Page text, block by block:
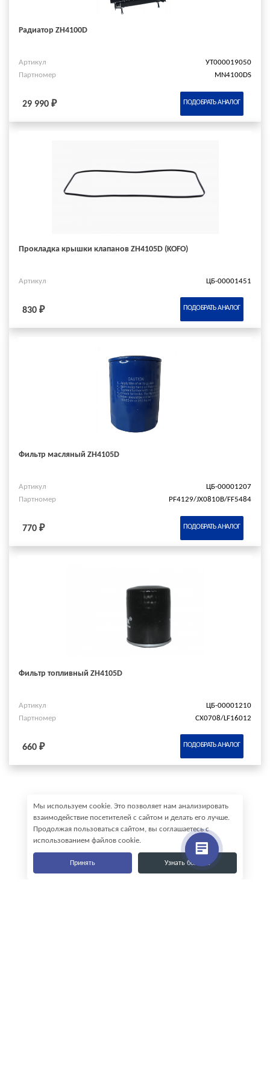
Радиатор ZH4100D
Артикул
УТ000019050
Партномер
MN4100DS
29 990 ₽ ПОДОБРАТЬ АНАЛОГ
Прокладка крышки клапанов ZH4105D (KOFO)
Артикул ЦБ-00001451
830 ₽ ПОДОБРАТЬ АНАЛОГ
Фильтр масляный ZH4105D
Артикул
ЦБ-00001207
Партномер
PF4129/JX0810B/FF5484
770 ₽ ПОДОБРАТЬ АНАЛОГ
Фильтр топливный ZH4105D
Артикул
ЦБ-00001210
Партномер
CX0708/LF16012
660 ₽ ПОДОБРАТЬ АНАЛОГ
Мы используем cookie. Это позволяет нам анализировать
взаимодействие посетителей с сайтом и делать его лучше.
Продолжая пользоваться сайтом, вы соглашаетесь с
использованием файлов cookie.
Принять Узнать больше